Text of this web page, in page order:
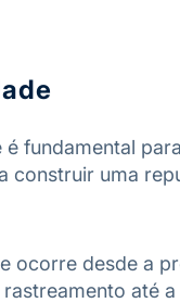
é fundamental
construir uma
ocorre desde a
até